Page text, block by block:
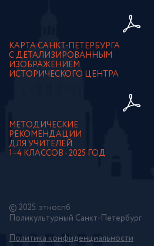
КАРТА САНКТ-ПЕТЕРБУРГА
С ДЕТАЛИЗИРОВАННЫМ
ИЗОБРАЖЕНИЕМ
ИСТОРИЧЕСКОГО ЦЕНТРА
МЕТОДИЧЕСКИЕ
РЕКОМЕНДАЦИИ
ДЛЯ УЧИТЕЛЕЙ
1–4 КЛАССОВ - 2025 ГОД
© 2025. этноспб
Поликультурный Санкт-Петербург
Политика конфиденциальности